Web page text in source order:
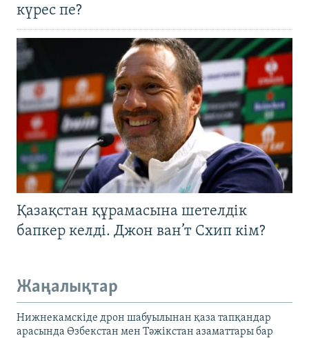
күрес пе?
Қазақстан құрамасына шетелдік
бапкер келді. Джон ван’т Схип кім?
Жаңалықтар
Нижнекамскіде дрон шабуылынан қаза тапқандар
арасында Өзбекстан мен Тәжікстан азаматтары бар